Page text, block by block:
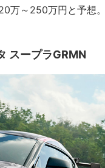
万～250万円と予想
スープラGRMN